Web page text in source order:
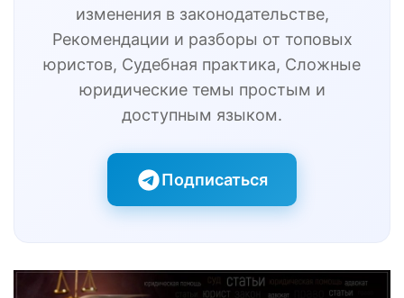
изменения в законодательстве,
Рекомендации и разборы от топовых
юристов, Судебная практика, Сложные
юридические темы простым и
доступным языком.
Подписаться